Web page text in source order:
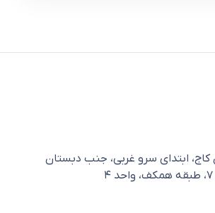
کاج، ابتدای سرو غربی، جنب دبستان